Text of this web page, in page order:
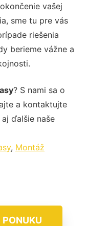
vašej
sme tu pre vás
riešenia
berieme vážne a
? S nami sa o
a kontaktujte
ďalšie naše
, Montáž
PONUKU